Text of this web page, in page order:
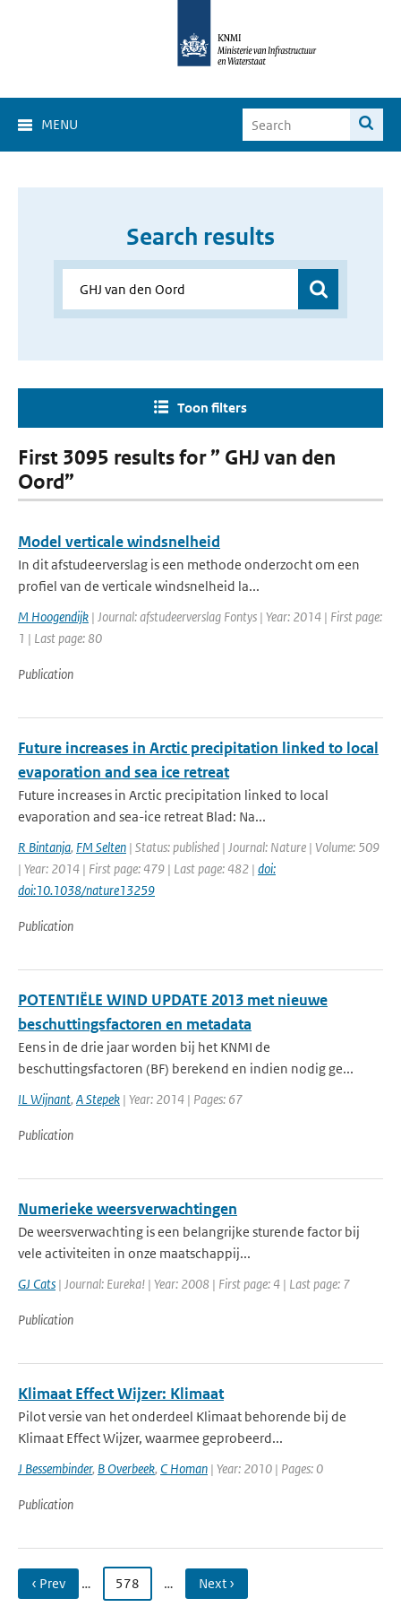
MENU
Search results
Toon filters
First 3095 results for ” GHJ van den
Oord”
Model verticale windsnelheid
In dit afstudeerverslag is een methode onderzocht om een
profiel van de verticale windsnelheid la...
M Hoogendijk | Journal: afstudeerverslag Fontys | Year: 2014 | First page:
1 | Last page: 80
Publication
Future increases in Arctic precipitation linked to local
evaporation and sea ice retreat
Future increases in Arctic precipitation linked to local
evaporation and sea-ice retreat Blad: Na...
R Bintanja, FM Selten | Status: published | Journal: Nature | Volume: 509
| Year: 2014 | First page: 479 | Last page: 482 | doi:
doi:10.1038/nature13259
Publication
POTENTIËLE WIND UPDATE 2013 met nieuwe
beschuttingsfactoren en metadata
Eens in de drie jaar worden bij het KNMI de
beschuttingsfactoren (BF) berekend en indien nodig ge...
IL Wijnant, A Stepek | Year: 2014 | Pages: 67
Publication
Numerieke weersverwachtingen
De weersverwachting is een belangrijke sturende factor bij
vele activiteiten in onze maatschappij...
GJ Cats | Journal: Eureka! | Year: 2008 | First page: 4 | Last page: 7
Publication
Klimaat Effect Wijzer: Klimaat
Pilot versie van het onderdeel Klimaat behorende bij de
Klimaat Effect Wijzer, waarmee geprobeerd...
J Bessembinder, B Overbeek, C Homan | Year: 2010 | Pages: 0
Publication
‹ Prev … 578 … Next ›